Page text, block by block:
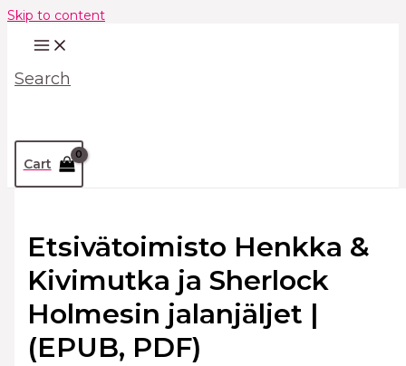
Skip to content
Search
Cart
Etsivätoimisto Henkka &
Kivimutka ja Sherlock
Holmesin jalanjäljet |
(EPUB, PDF)